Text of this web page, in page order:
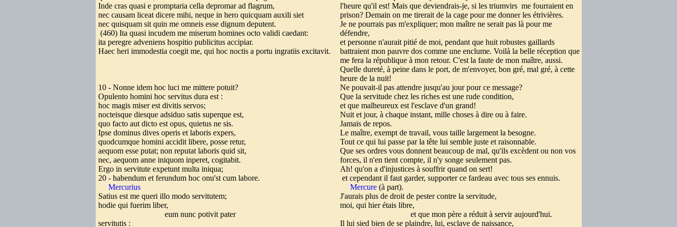
Inde cras quasi e promptaria cella depromar ad flagrum,
nec causam liceat dicere mihi, neque in hero quicquam auxili siet
nec quisquam sit quin me omneis esse dignum deputent.
(460) Ita quasi incudem me miserum homines octo validi caedant:
ita peregre adveniens hospitio publicitus accipiar.
Haec heri immodestia coegit me, qui hoc noctis a portu ingratiis excitavit.
l'heure qu'il est! Mais que deviendrais-je, si les triumvirs me fourraient en
prison? Demain on me tirerait de la cage pour me donner les étrivières.
Je ne pourrais pas m'expliquer; mon maître ne serait pas là pour me
défendre,
et personne n'aurait pitié de moi, pendant que huit robustes gaillards
battraient mon pauvre dos comme une enclume. Voilà la belle réception que
me fera la république à mon retour. C'est la faute de mon maître, aussi.
Quelle dureté, à peine dans le port, de m'envoyer, bon gré, mal gré, à cette
heure de la nuit!
10 - Nonne idem hoc luci me mittere potuit?
Opulento homini hoc servitus dura est :
hoc magis miser est divitis servos;
nocteisque diesque adsiduo satis superque est,
quo facto aut dicto est opus, quietus ne sis.
Ipse dominus dives operis et laboris expers,
quodcumque homini accidit libere, posse retur,
aequom esse putat; non reputat laboris quid sit,
nec, aequom anne iniquom inperet, cogitabit.
Ergo in servitute expetunt multa iniqua;
Ne pouvait-il pas attendre jusqu'au jour pour ce message?
Que la servitude chez les riches est une rude condition,
et que malheureux est l'esclave d'un grand!
Nuit et jour, à chaque instant, mille choses à dire ou à faire.
Jamais de repos.
Le maître, exempt de travail, vous taille largement la besogne.
Tout ce qui lui passe par la tête lui semble juste et raisonnable.
Que ses ordres vous donnent beaucoup de mal, qu'ils excèdent ou non vos
forces, il n'en tient compte, il n'y songe seulement pas.
Ah! qu'on a d'injustices à souffrir quand on sert!
20 - habendum et ferundum hoc onu'st cum labore.
Mercurius
Satius est me queri illo modo servitutem;
hodie qui fuerim liber,
eum nunc potivit pater
servitutis :
et cependant il faut garder, supporter ce fardeau avec tous ses ennuis.
Mercure (à part).
J'aurais plus de droit de pester contre la servitude,
moi, qui hier étais libre,
et que mon père a réduit à servir aujourd'hui.
Il lui sied bien de se plaindre, lui, esclave de naissance,